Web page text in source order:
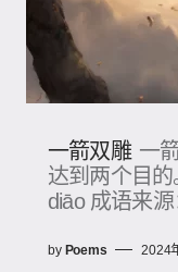
一箭双雕 一
达到两个目的
diāo 成语来源
by Poems 2024